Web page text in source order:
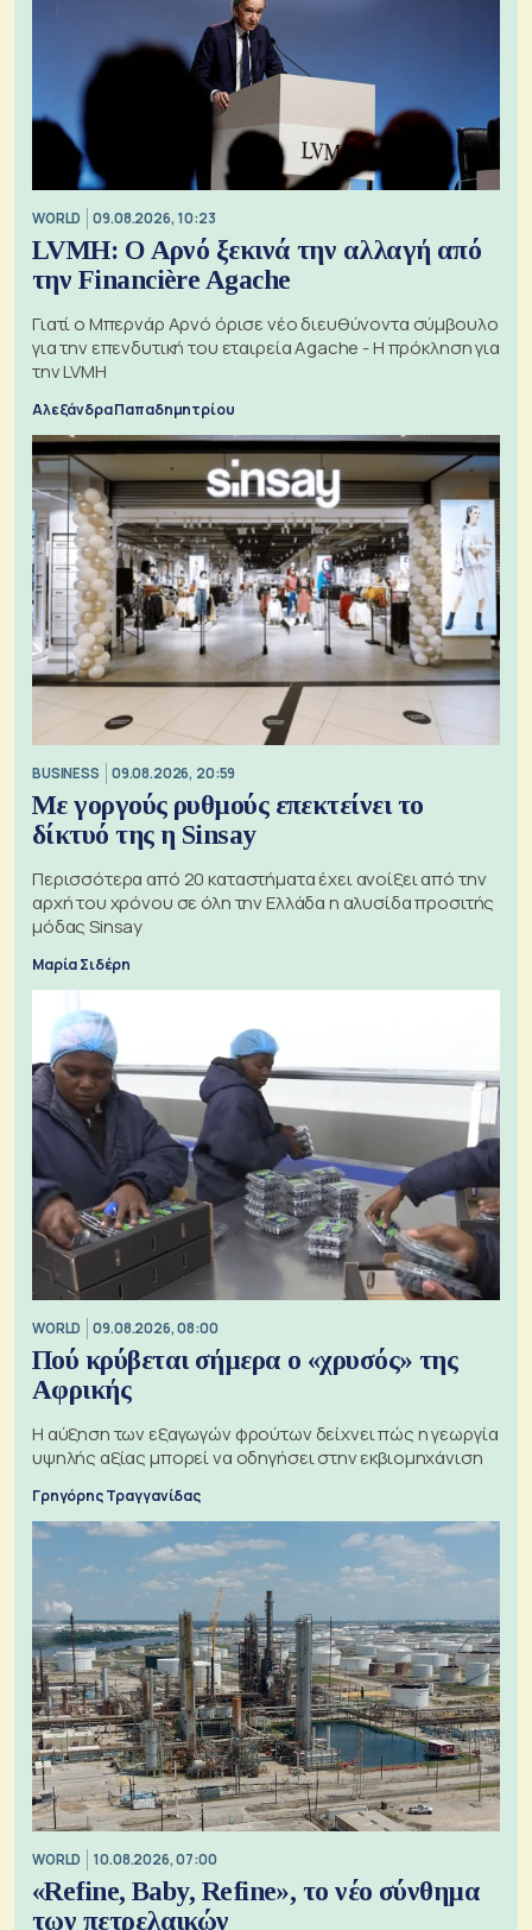
WORLD 09.08.2026, 10:23
LVMH: Ο Αρνό ξεκινά την αλλαγή από
την Financière Agache
Γιατί ο Μπερνάρ Αρνό όρισε νέο διευθύνοντα σύμβουλο
για την επενδυτική του εταιρεία Agache - Η πρόκληση για
την LVMH
Αλεξάνδρα Παπαδημητρίου
BUSINESS 09.08.2026, 20:59
Με γοργούς ρυθμούς επεκτείνει το
δίκτυό της η Sinsay
Περισσότερα από 20 καταστήματα έχει ανοίξει από την
αρχή του χρόνου σε όλη την Ελλάδα η αλυσίδα προσιτής
μόδας Sinsay
Μαρία Σιδέρη
WORLD 09.08.2026, 08:00
Πού κρύβεται σήμερα ο «χρυσός» της
Αφρικής
Η αύξηση των εξαγωγών φρούτων δείχνει πώς η γεωργία
υψηλής αξίας μπορεί να οδηγήσει στην εκβιομηχάνιση
Γρηγόρης Τραγγανίδας
WORLD 10.08.2026, 07:00
«Refine, Baby, Refine», το νέο σύνθημα
των πετρελαικών